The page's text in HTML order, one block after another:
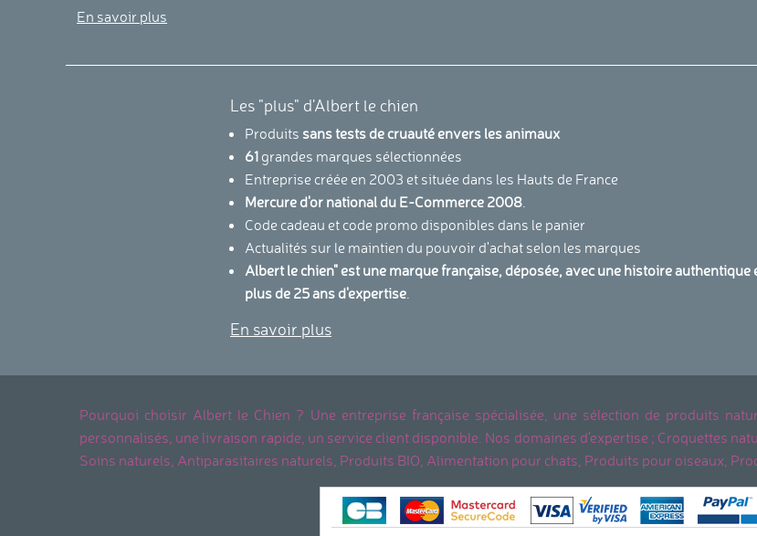
En savoir plus
Les "plus" d'Albert le chien
Produits sans tests de cruauté envers les animaux
61 grandes marques sélectionnées
Entreprise créée en 2003 et située dans les Hauts de France
Mercure d'or national du E-Commerce 2008.
Code cadeau et code promo disponibles dans le panier
Actualités sur le maintien du pouvoir d'achat selon les marques
Albert le chien" est une marque française, déposée, avec une histoire authentique
plus de 25 ans d'expertise.
En savoir plus
Pourquoi choisir Albert le Chien ? Une entreprise française spécialisée, une sélection de produits
personnalisés, une livraison rapide, un service client disponible. Nos domaines d'expertise ; Croquettes
Soins naturels, Antiparasitaires naturels, Produits BIO, Alimentation pour chats, Produits pour oiseaux,